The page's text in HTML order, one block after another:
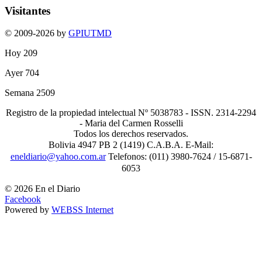
Visitantes
© 2009-2026 by GPIUTMD
Hoy 209
Ayer 704
Semana 2509
Registro de la propiedad intelectual Nº 5038783 - ISSN. 2314-2294
- Maria del Carmen Rosselli
Todos los derechos reservados.
Bolivia 4947 PB 2 (1419) C.A.B.A. E-Mail:
eneldiario@yahoo.com.arTelefonos: (011) 3980-7624 / 15-6871-
6053
© 2026 En el Diario
Facebook
Powered by WEBSS Internet